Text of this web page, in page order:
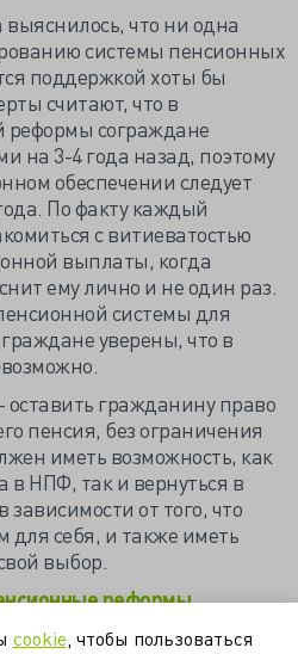
выяснилось, что ни одна
системы пенсионных
поддержкой хоты бы
считают, что в
сограждане
на 3-4 года назад, поэтому
обеспечении следует
По факту каждый
с витиеватостью
выплаты, когда
ему лично и не один раз.
системы для
уверены, что в
гражданину право
пенсия, без ограничения
иметь возможность, как
в НПФ, так и вернуться в
от того, что
для себя, и также иметь
выбор.
реформы
cookie , чтобы пользоваться